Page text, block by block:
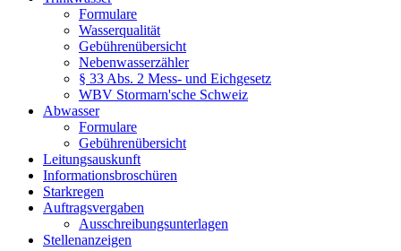
Formulare
Wasserqualität
Gebührenübersicht
Nebenwasserzähler
§ 33 Abs. 2 Mess- und Eichgesetz
WBV Stormarn'sche Schweiz
Abwasser
Formulare
Gebührenübersicht
Leitungsauskunft
Informationsbroschüren
Starkregen
Auftragsvergaben
Ausschreibungsunterlagen
Stellenanzeigen